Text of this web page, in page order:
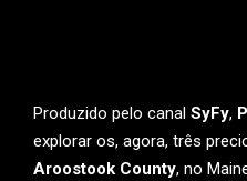
Produzido pelo canal SyFy,
explorar os, agora, três
Aroostook County, no